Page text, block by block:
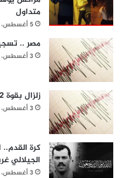
متداول
5 أغسطس، 2026
مصر .. تسجيل
3 أغسطس، 2026
زلزال بقوة 5.2 درجة يضرب شرق البيرو
3 أغسطس، 2026
كرة
الجيلالي
3 أغسطس، 2026